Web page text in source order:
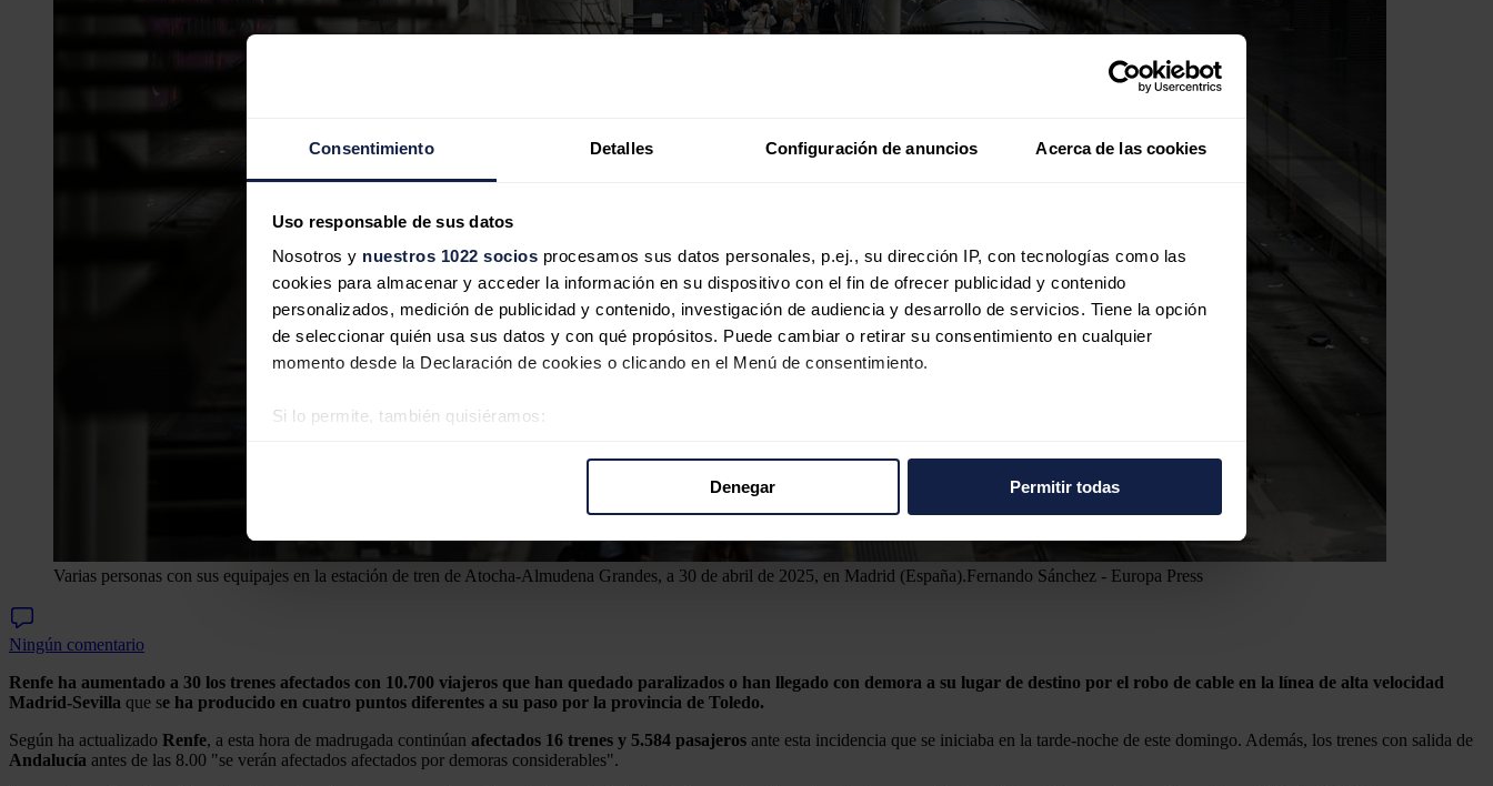
Consentimiento Detalles Configuración de anuncios Acerca de las cookies
Uso responsable de sus datos
Nosotros y nuestros 1022 socios procesamos sus datos personales, p.ej., su dirección IP, con tecnologías como las
cookies para almacenar y acceder la información en su dispositivo con el fin de ofrecer publicidad y contenido
personalizados, medición de publicidad y contenido, investigación de audiencia y desarrollo de servicios. Tiene la opción
de seleccionar quién usa sus datos y con qué propósitos. Puede cambiar o retirar su consentimiento en cualquier
momento desde la Declaración de cookies o clicando en el Menú de consentimiento.
Si lo permite, también quisiéramos:
Las cookies de este sitio web se usan para personalizar el contenido y los anuncios, ofrecer funciones de redes sociales
Denegar Permitir todas
Varias personas con sus equipajes en la estación de tren de Atocha-Almudena Grandes, a 30 de abril de 2025, en Madrid (España).Fernando Sánchez - Europa Press
Ningún comentario
Renfe ha aumentado a 30 los trenes afectados con 10.700 viajeros que han quedado paralizados o han llegado con demora a su lugar de destino por el robo de cable en la línea de alta velocidad
Madrid-Sevilla que se ha producido en cuatro puntos diferentes a su paso por la provincia de Toledo.
Según ha actualizado Renfe, a esta hora de madrugada continúan afectados 16 trenes y 5.584 pasajeros ante esta incidencia que se iniciaba en la tarde-noche de este domingo. Además, los trenes con salida de
Andalucía antes de las 8.00 "se verán afectados afectados por demoras considerables".